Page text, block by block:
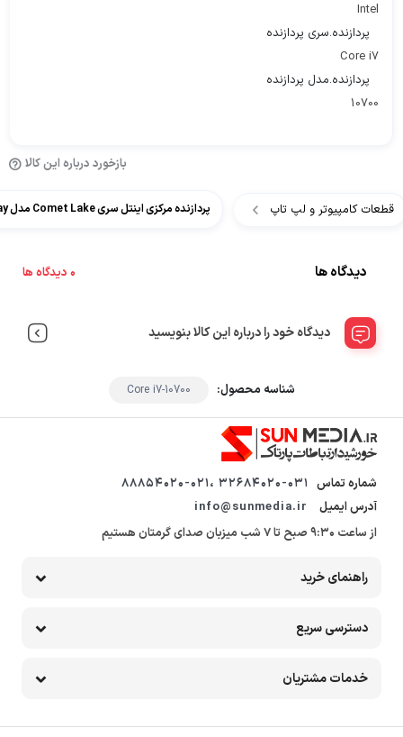
Intel
پردازنده.سری پردازنده
Core i7
پردازنده.مدل پردازنده
10700
بازخورد درباره این کالا
قطعات کامپیوتر و لپ تاپ پردازنده مرکزی اینتل سری Comet Lake مدل Core i7-10700 Tray
دیدگاه ها 0 دیدگاه ها
دیدگاه خود را درباره این کالا بنویسید
شناسه محصول: Core i7-10700
شماره تماس 32684020-031 ،88854020-021
آدرس ایمیل
از ساعت 9:30 صبح تا 7 شب میزبان صدای گرمتان هستیم
راهنمای خرید
دسترسی سریع
خدمات مشتریان